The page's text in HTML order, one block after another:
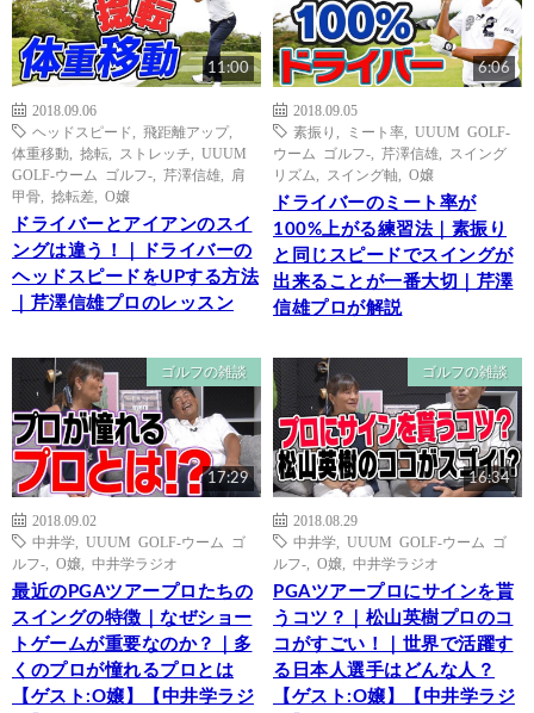
11:00
2018.09.06
ヘッドスピード
飛距離アップ,
体重移動
捻転 ストレッチ
UUUM
GOLF-ウーム ゴルフ-
芹澤信雄
肩
甲骨
捻転差 O嬢
ドライバーとアイアンのスイ
ングは違う！｜ドライバーの
ヘッドスピードをUPする方法
｜芹澤信雄プロのレッスン
6:06
2018.09.05
素振り
ミート率
UUUM GOLF-
ウーム ゴルフ-
芹澤信雄
スイング
リズム
スイング軸 O嬢
ドライバーのミート率が
100%上がる練習法｜素振り
と同じスピードでスイングが
出来ることが一番大切｜芹澤
信雄プロが解説
ゴルフの雑談
17:29
2018.09.02
中井学
UUUM GOLF-ウーム ゴ
ルフ-
O嬢 中井学ラジオ
最近のPGAツアープロたちの
スイングの特徴｜なぜショー
トゲームが重要なのか？｜多
くのプロが憧れるプロとは
【ゲスト:O嬢】【中井学ラジ
ゴルフの雑談
16:34
2018.08.29
中井学
UUUM GOLF-ウーム ゴ
ルフ-
O嬢 中井学ラジオ
PGAツアープロにサインを貰
うコツ？｜松山英樹プロのコ
コがすごい！｜世界で活躍す
る日本人選手はどんな人？
【ゲスト:O嬢】【中井学ラジ